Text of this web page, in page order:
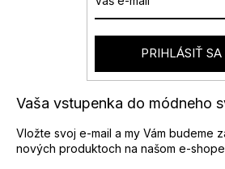
Vaša vstupenka do módneho
Vložte svoj e-mail a my Vám budeme
nových produktoch na našom e-
PRIHLÁSIŤ SA